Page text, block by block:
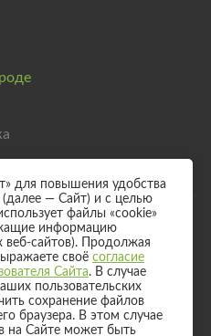
договорам банковского вклада
для повышения удобства
— Сайт) и с целью
файлы «cookie»
информацию
сайтов). Продолжая
своё согласие
Сайта. В случае
пользовательских
сохранение файлов
браузера. В этом случае
на Сайте может быть